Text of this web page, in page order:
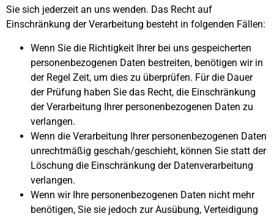
Sie sich jederzeit an uns wenden. Das Recht auf
Einschränkung der Verarbeitung besteht in folgenden Fällen:
Wenn Sie die Richtigkeit Ihrer bei uns gespeicherten
personenbezogenen Daten bestreiten, benötigen wir in
der Regel Zeit, um dies zu überprüfen. Für die Dauer
der Prüfung haben Sie das Recht, die Einschränkung
der Verarbeitung Ihrer personenbezogenen Daten zu
verlangen.
Wenn die Verarbeitung Ihrer personenbezogenen Daten
unrechtmäßig geschah/geschieht, können Sie statt der
Löschung die Einschränkung der Datenverarbeitung
verlangen.
Wenn wir Ihre personenbezogenen Daten nicht mehr
benötigen, Sie sie jedoch zur Ausübung, Verteidigung